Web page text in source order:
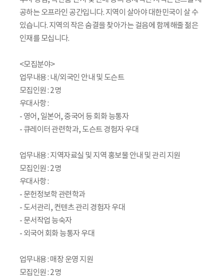
공하는 오프라인 공간입니다. 지역이 살아야 대한민국이 살 수
있습니다. 지역의 작은 숨결을 찾아가는 걸음에 함께해줄 젊은
인재를 모십니다.
<모집분야>
업무내용 : 내/외국인 안내 및 도슨트
모집인원 : 2명
우대사항 :
- 영어, 일본어, 중국어 등 회화 능통자
- 큐레이터 관련학과, 도슨트 경험자 우대
업무내용 : 지역자료실 및 지역 홍보물 안내 및 관리 지원
모집인원 : 2명
우대사항 :
- 문헌정보학 관련학과
- 도서관리, 컨텐츠 관리 경험자 우대
- 문서작업 능숙자
- 외국어 회화 능통자 우대
업무내용 : 매장 운영 지원
모집인원 : 2명